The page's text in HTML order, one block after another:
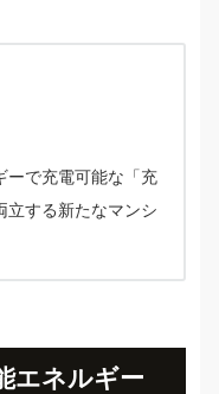
ーで充電可能な「充
立する新たなマンシ
エネルギー